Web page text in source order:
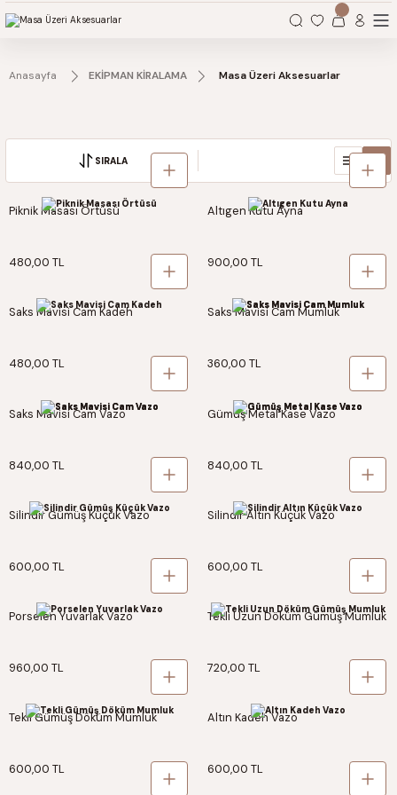
Organizasyonlarınız için tüm ihtiyaçlarınız burada.
Anasayfa EKİPMAN KİRALAMA Masa Üzeri Aksesuarlar
SIRALA
Piknik Masası Örtüsü
480,00 TL
Altıgen Kutu Ayna
900,00 TL
Saks Mavisi Cam Kadeh
480,00 TL
Saks Mavisi Cam Mumluk
360,00 TL
Saks Mavisi Cam Vazo
840,00 TL
Gümüş Metal Kase Vazo
840,00 TL
Silindir Gümüş Küçük Vazo
600,00 TL
Silindir Altın Küçük Vazo
600,00 TL
Porselen Yuvarlak Vazo
960,00 TL
Tekli Uzun Döküm Gümüş Mumluk
720,00 TL
Tekli Gümüş Döküm Mumluk
600,00 TL
Altın Kadeh Vazo
600,00 TL